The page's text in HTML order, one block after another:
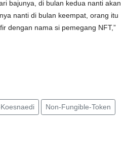
bajunya, di bulan kedua nanti akan
nanti di bulan keempat, orang itu
dengan nama si pemegang NFT,”
Non-Fungible-Token